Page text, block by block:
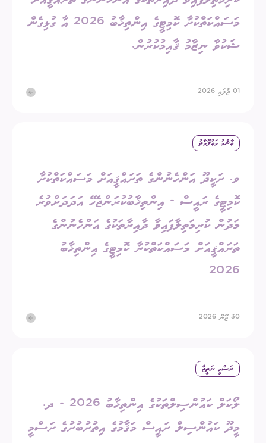
މަސައްކަތްކުރާ ކޮމިޓީގެ އިންތިޚާބު 2026 އާ ގުޅިގެން
ޝަކުވާ ނިޒާމު ޤާއިމުކުރުން.
01 ޖުލައި 2026
ޢާންމު މަޢުލޫމާތު
ވ. ރަކީދޫ އަންހެނުންގެ ތަރައްޤީއަށް މަސައްކަތްކުރާ
ކޮމިޓީގެ ރައީސް - އިންތިޚާބުކުރަންޖެހޭ އަދަދަށްވުރެ
މަދުން ކުރިމަތިލާފައިވާ ދާއިރާތަކުގެ އަންހެނުންގެ
ތަރައްޤީއަށް މަސައްކަތްކުރާ ކޮމިޓީގެ އިންތިޚާބު
2026
30 ޖޫން 2026
ރަސްމީ ނަތީޖާ
ލޯކަލް ކައުންސިލްތަކުގެ އިންތިޚާބު 2026 - ދ.
މީދޫ ކައުންސިލް ރައީސް މަޤާމުގެ އިތުރުބުރުގެ ރަސްމީ